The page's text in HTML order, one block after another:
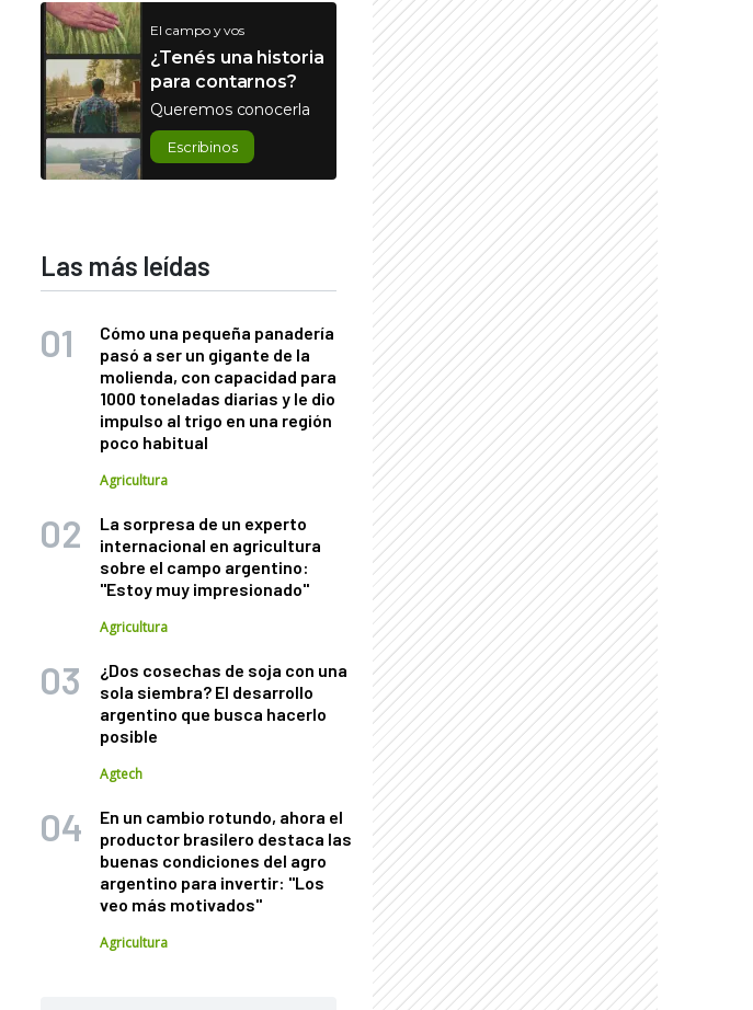
El campo y vos
¿Tenés una historia
para contarnos?
Queremos conocerla
Escribinos
Las más leídas
Cómo una pequeña panadería
pasó a ser un gigante de la
molienda, con capacidad para
1000 toneladas diarias y le dio
impulso al trigo en una región
poco habitual
Agricultura
La sorpresa de un experto
internacional en agricultura
sobre el campo argentino:
"Estoy muy impresionado"
Agricultura
¿Dos cosechas de soja con una
sola siembra? El desarrollo
argentino que busca hacerlo
posible
Agtech
En un cambio rotundo, ahora el
productor brasilero destaca las
buenas condiciones del agro
argentino para invertir: "Los
veo más motivados"
Agricultura